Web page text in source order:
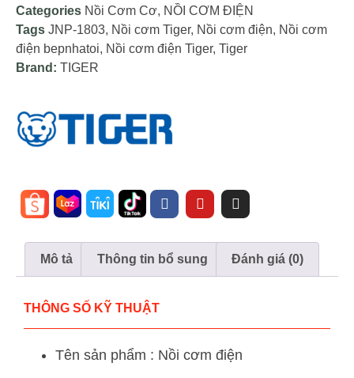
Categories Nồi Cơm Cơ, NỒI CƠM ĐIỆN
Tags JNP-1803, Nồi cơm Tiger, Nồi cơm điện, Nồi cơm
điện bepnhatoi, Nồi cơm điện Tiger, Tiger
Brand: TIGER
Mô tả Thông tin bổ sung Đánh giá (0)
THÔNG SỐ KỸ THUẬT
Tên sản phẩm : Nồi cơm điện